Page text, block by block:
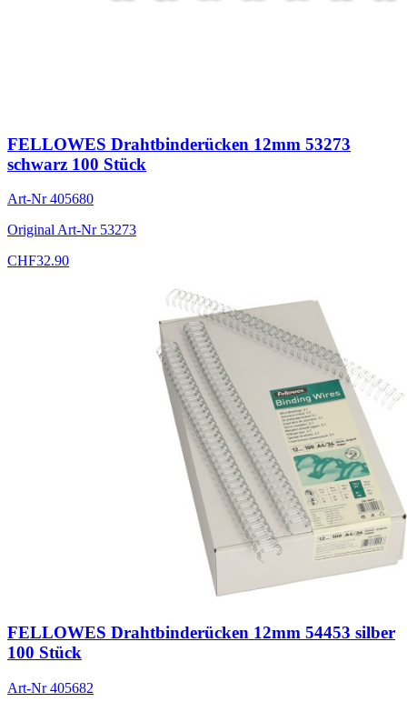
FELLOWES Drahtbinderücken 12mm 53273
schwarz 100 Stück
Art-Nr405680
Original Art-Nr 53273
CHF32.90
FELLOWES Drahtbinderücken 12mm 54453 silber
100 Stück
Art-Nr405682